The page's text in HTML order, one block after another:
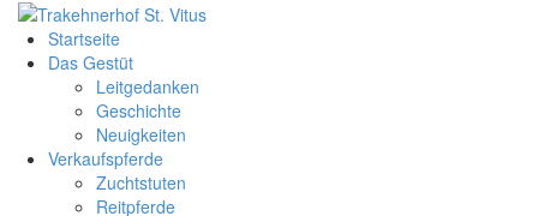
Startseite
Das Gestüt
Leitgedanken
Geschichte
Neuigkeiten
Verkaufspferde
Zuchtstuten
Reitpferde